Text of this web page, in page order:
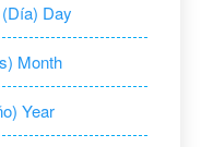
Day
Month
Year